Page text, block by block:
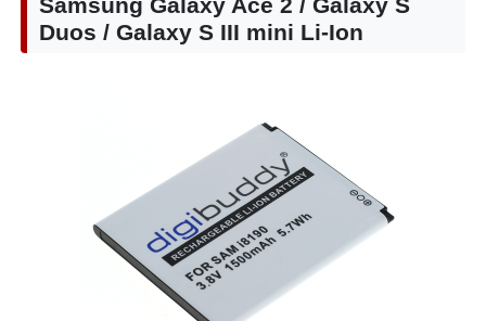
Duos / Galaxy S III mini Li-Ion